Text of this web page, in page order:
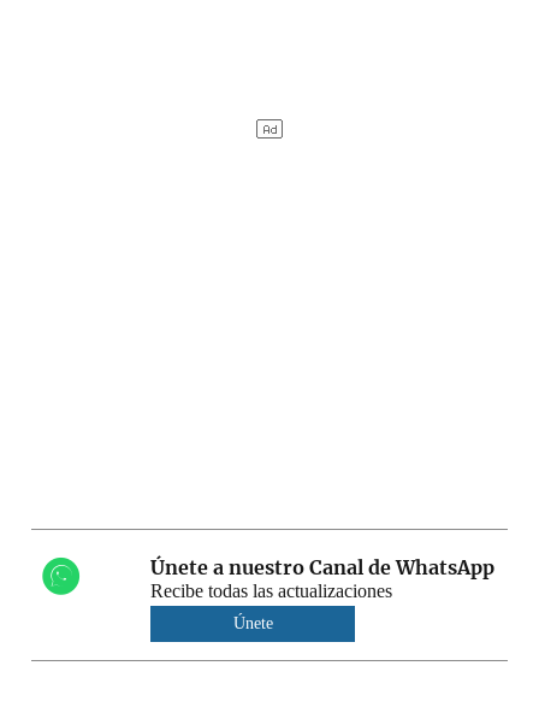
Únete a nuestro Canal de WhatsApp
Recibe todas las actualizaciones
Únete